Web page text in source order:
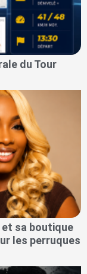
du Tour
et sa boutique
les perruques